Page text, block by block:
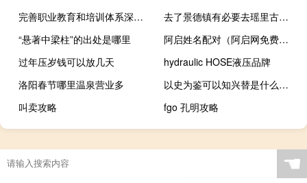
完善职业教育和培训体系深化产教融合校企合作加快什么建设
去了景德镇有必要去瑶里古镇吗 瑶里古镇值得一去吗
“悬著中梁柱”的出处是哪里
阿启姓名配对（阿启网免费姓名评分）
过年压岁钱可以放几天
hydraulic HOSE液压品牌
洛阳春节哪里温泉营业多
以史为鉴可以知兴替是什么意思
叫卖攻略
fgo 孔明攻略
☚